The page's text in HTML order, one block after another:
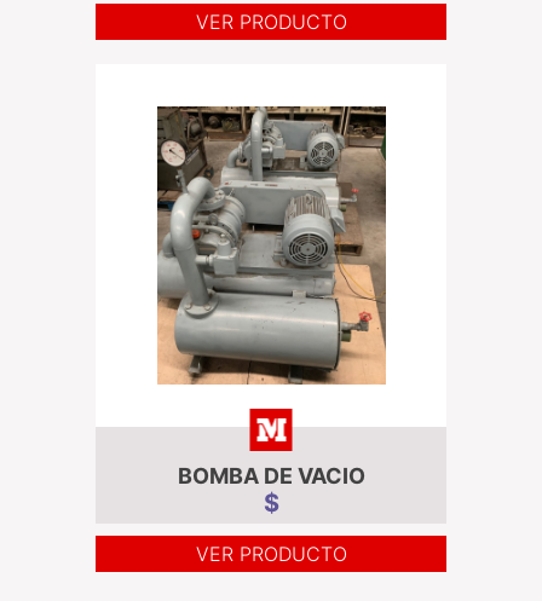
VER PRODUCTO
BOMBA DE VACIO
$
VER PRODUCTO